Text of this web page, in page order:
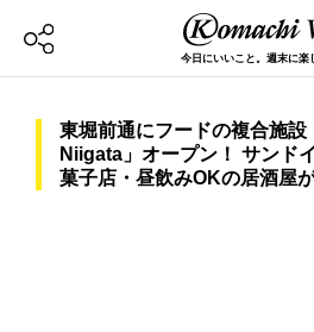
今日にいいこと。週末に楽
東堀前通にフードの複合施
Niigata」オープン！ サンド
菓子店・昼飲みOKの居酒屋